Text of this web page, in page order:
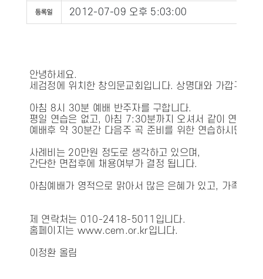
2012-07-09 오후 5:03:00
안녕하세요.
세검정에 위치한 창의문교회입니다. 상명대와 가깝구요.
아침 8시 30분 예배 반주자를 구합니다.
평일 연습은 없고, 아침 7:30분까지 오셔서 같이 연습하
예배후 약 30분간 다음주 곡 준비를 위한 연습하시면 됩
사례비는 20만원 정도로 생각하고 있으며,
간단한 면접후에 채용여부가 결정 됩니다.
아침예배가 영적으로 맑아서 많은 은혜가 있고, 가족과
제 연락처는 010-2418-5011입니다.
홈페이지는 www.cem.or.kr입니다.
이정환 올림